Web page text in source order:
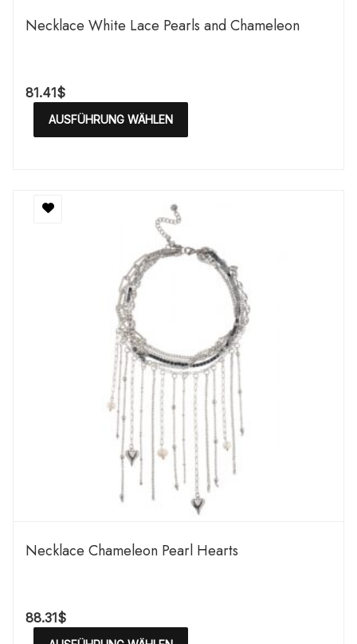
Necklace White Lace Pearls and Chameleon
81.41$
AUSFÜHRUNG WÄHLEN
Necklace Chameleon Pearl Hearts
88.31$